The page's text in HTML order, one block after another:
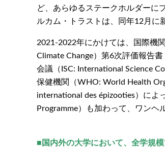
ど、あらゆるステークホルダーに
ルカム・トラストは、同年12月に
2021-2022年にかけては、国際機
Climate Change）第6次評価報告
会議（ISC: International Science
保健機関（WHO: World Health
international des épizooties）によ
Programme）も加わって、ワンヘ
■国内外の大学において、全学規